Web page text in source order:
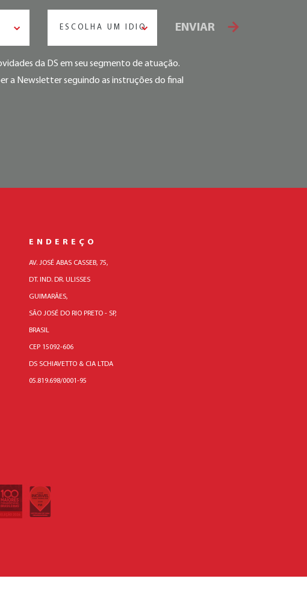
ESCOLHA UM IDIOMA ENVIAR
da DS em seu segmento de atuação.
a Newsletter seguindo as instruções do final
ENDEREÇO
AV. JOSÉ ABAS CASSEB, 75,
DT. IND. DR. ULISSES
GUIMARÃES,
SÃO JOSÉ DO RIO PRETO - SP,
BRASIL
CEP 15092-606
DS SCHIAVETTO & CIA LTDA
05.819.698/0001-95